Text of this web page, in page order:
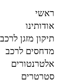
ראשי
אודותינו
תיקון מזגן לרכב
מדחסים לרכב
אלטרנטורים
סטרטרים